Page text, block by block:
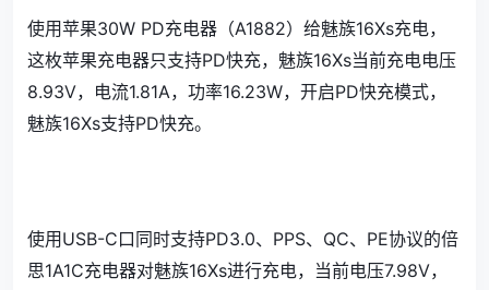
使用苹果30W PD充电器（A1882）给魅族16Xs充电，
这枚苹果充电器只支持PD快充，魅族16Xs当前充电电压
8.93V，电流1.81A，功率16.23W，开启PD快充模式，
魅族16Xs支持PD快充。
使用USB-C口同时支持PD3.0、PPS、QC、PE协议的倍
思1A1C充电器对魅族16Xs进行充电，当前电压7.98V，